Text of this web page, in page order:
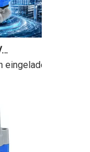
KLD stellt neue motorisierte Ventile auf der 18. Shanghai International Water Exhibition vor
eingeladenVom 9.